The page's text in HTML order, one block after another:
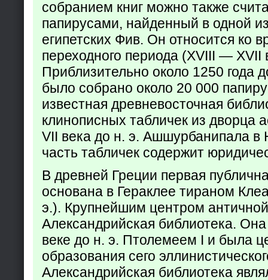
собранием книг можно также
папирусами, найденный в одной
египетских Фив. Он относится ко
переходного периода (XVIII — XVII
Приблизительно около 1250 года
было собрано около 20 000
известная древневосточная
клинописных табличек из дворца
VII века до н. э. Ашшурбанипала в
часть табличек содержит
В древней Греции первая
основана в Гераклее тираном
э.). Крупнейшим центром
Александрийская библиотека.
веке до н. э. Птолемеем I и была
образования сего
Александрийская библиотека